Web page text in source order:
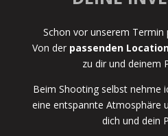
Schon vor unserem Termin
Von der passenden
zu dir und deinem
Beim Shooting selbst nehme
eine entspannte Atmosphäre
dich und dein